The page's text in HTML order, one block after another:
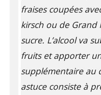
fraises coupées
kirsch ou de
sucre. L’alcool va
fruits et apporter
supplémentaire au
astuce consiste à